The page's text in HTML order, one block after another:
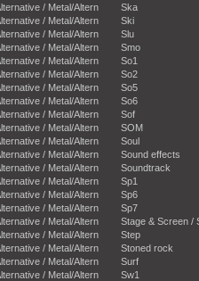
/ Metal/Altern
/ Metal/Altern
/ Metal/Altern
/ Metal/Altern
/ Metal/Altern
/ Metal/Altern
/ Metal/Altern
/ Metal/Altern
/ Metal/Altern
/ Metal/Altern
/ Metal/Altern
/ Metal/Altern
/ Metal/Altern
/ Metal/Altern
/ Metal/Altern
/ Metal/Altern
/ Metal/Altern
/ Metal/Altern
/ Metal/Altern
/ Metal/Altern
/ Metal/Altern
Ska
Ski
Slu
Smo
So1
So2
So5
So6
Sof
SOM
Soul
Sound effects
Soundtrack
Sp1
Sp6
Sp7
Stage & Screen /
Step
Stoned rock
Surf
Sw1